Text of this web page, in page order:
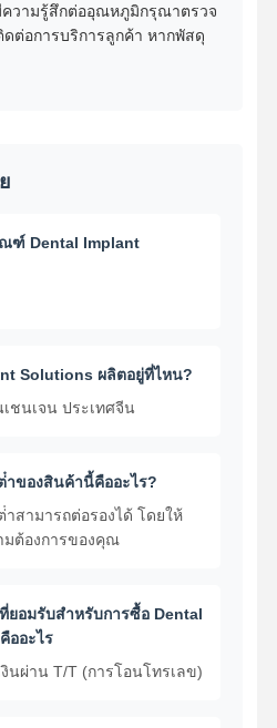
ความรู้สึกต่ออุณหภูมิกรุณาตรวจ
ต่อการบริการลูกค้า หากพัสดุ
ฑ์ Dental Implant
Solutions ผลิตอยู่ที่ไหน?
นเจน ประเทศจีน
ของสินค้านี้คืออะไร?
สามารถต่อรองได้ โดยให้
มต้องการของคุณ
ยอมรับสําหรับการซื้อ Dental
ออะไร
นผ่าน T/T (การโอนโทรเลข)